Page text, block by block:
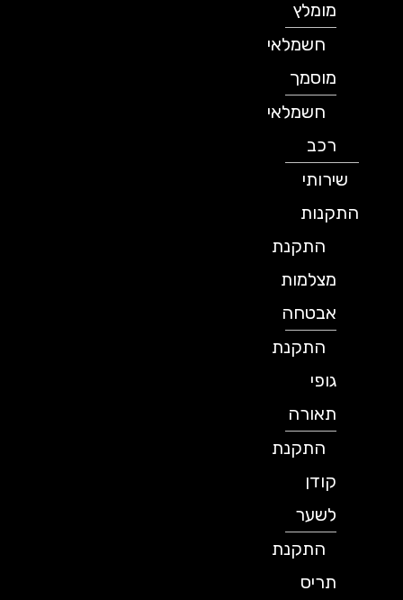
מומלץ
חשמלאי
מוסמך
חשמלאי
שירותי
התקנות
התקנת
מצלמות
אבטחה
התקנת
תאורה
התקנת
לשער
התקנת
תריס